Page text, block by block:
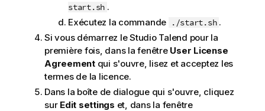
start.sh .
Exécutez la commande
./start.sh .
Si vous démarrez leStudio Talend pour la
première fois, dans la fenêtre User License
Agreementqui s'ouvre, lisez et acceptez les
termes de la licence.
Dans la boîte de dialogue qui s'ouvre, cliquez
sur Edit settings et, dans la fenêtre